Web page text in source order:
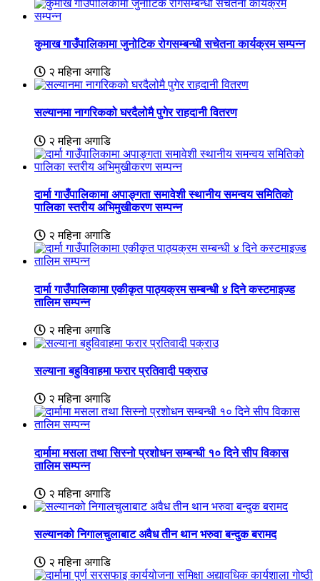
कुमाख गाउँपालिकामा जुनोटिक रोगसम्बन्धी सचेतना कार्यक्रम सम्पन्न
२ महिना अगाडि
सल्यानमा नागरिकको घरदैलोमै पुगेर राहदानी वितरण
२ महिना अगाडि
दार्मा गाउँपालिकामा अपाङ्गता समावेशी स्थानीय समन्वय समितिको
पालिका स्तरीय अभिमुखीकरण सम्पन्न
२ महिना अगाडि
दार्मा गाउँपालिकामा एकीकृत पाठ्यक्रम सम्बन्धी ४ दिने कस्टमाइज्ड
तालिम सम्पन्न
२ महिना अगाडि
सल्याना बहुविवाहमा फरार प्रतिवादी पक्राउ
२ महिना अगाडि
दार्मामा मसला तथा सिस्नो प्रशोधन सम्बन्धी १० दिने सीप विकास
तालिम सम्पन्न
२ महिना अगाडि
सल्यानको निगालचुलाबाट अवैध तीन थान भरुवा बन्दुक बरामद
२ महिना अगाडि